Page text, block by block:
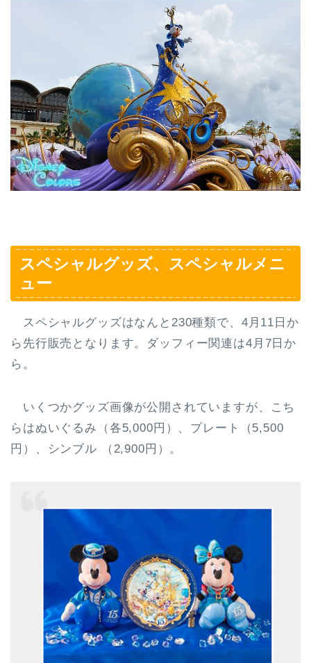
スペシャルグッズ、スペシャルメニ
ュー
スペシャルグッズはなんと230種類で、 4月11日か
ら先行販売 となります。 ダッフィー関連は4月7日 か
ら。
いくつかグッズ画像が公開されていますが、こち
らはぬいぐるみ（各5,000円）、プレート（5,500
円）、シンブル （2,900円）。